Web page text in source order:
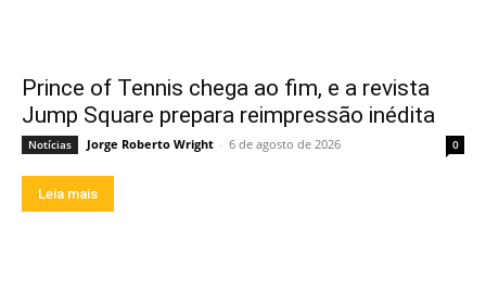
Prince of Tennis chega ao fim, e a revista
Jump Square prepara reimpressão inédita
Notícias Jorge Roberto Wright - 6 de agosto de 2026 0
Leia mais